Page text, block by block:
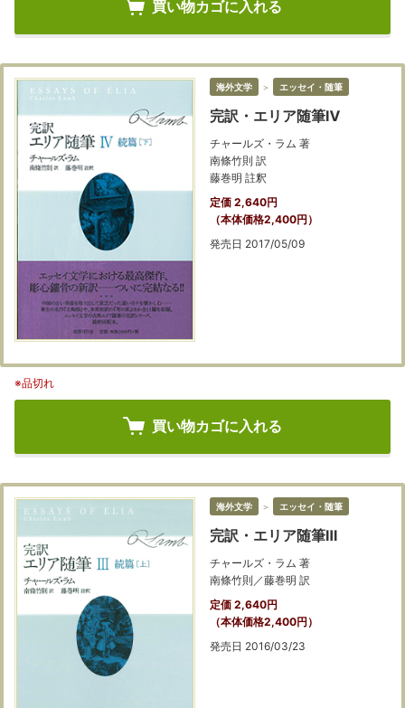
買い物カゴに入れる
海外文学 ＞ エッセイ・随筆
完訳・エリア随筆Ⅳ
チャールズ・ラム 著
南條竹則 訳
藤巻明 註釈
定価 2,640円
（本体価格2,400円）
発売日 2017/05/09
※品切れ
買い物カゴに入れる
海外文学 ＞ エッセイ・随筆
完訳・エリア随筆Ⅲ
チャールズ・ラム 著
南條竹則／藤巻明 訳
定価 2,640円
（本体価格2,400円）
発売日 2016/03/23